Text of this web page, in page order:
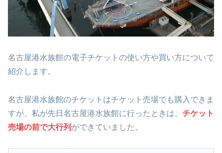
名古屋港水族館の電子チケットの使い方や買い方について
紹介します。
名古屋港水族館のチケットはチケット売場でも購入できま
すが、私が先日名古屋港水族館に行ったときは、 チケット
売場の前で大行列 ができていました。